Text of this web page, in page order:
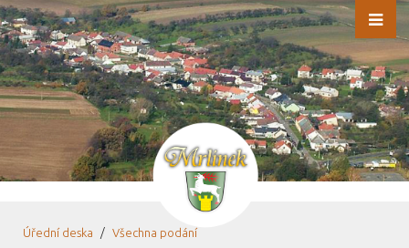
Úřední deska Všechna podání